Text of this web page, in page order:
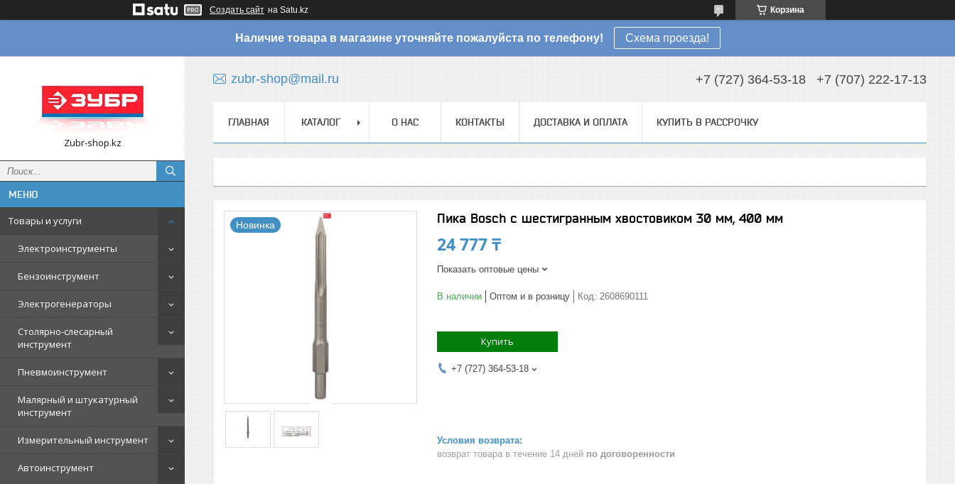
Создать сайт на Satu.kz Корзина
Наличие товара в магазине уточняйте пожалуйста по телефону! Схема проезда!
Zubr-shop.kz
Товары и услуги
Электроинструменты
Бензоинструмент
Электрогенераторы
Столярно-слесарный
инструмент
Пневмоинструмент
Малярный и штукатурный
инструмент
Измерительный инструмент
Автоинструмент
zubr-shop@mail.ru +7 (727) 364-53-18 +7 (707) 222-17-13
ГЛАВНАЯ КАТАЛОГ О НАС КОНТАКТЫ ДОСТАВКА И ОПЛАТА КУПИТЬ В РАССРОЧКУ
Новинка Пика Bosch с шестигранным хвостовиком 30 мм, 400 мм
24 777 ₸
Показать оптовые цены
В наличии Оптом и в розницу Код: 2608690111
Купить
+7 (727) 364-53-18
возврат товара в течение 14 дней по договоренности